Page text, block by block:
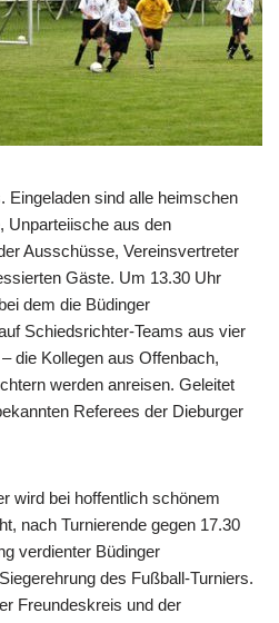
Eingeladen sind alle heimschen
Unparteiische aus den
Ausschüsse, Vereinsvertreter
Gäste. Um 13.30 Uhr
dem die Büdinger
Schiedsrichter-Teams aus vier
die Kollegen aus Offenbach,
werden anreisen. Geleitet
Referees der Dieburger
wird bei hoffentlich schönem
nach Turnierende gegen 17.30
verdienter Büdinger
des Fußball-Turniers.
Freundeskreis und der